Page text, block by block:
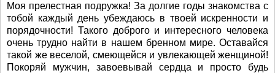
Моя прелестная подружка! За долгие годы знакомства с
тобой каждый день убеждаюсь в твоей искренности и
порядочности! Такого доброго и интересного человека
очень трудно найти в нашем бренном мире. Оставайся
такой же веселой, смеющейся и увлекающей женщиной!
Покоряй мужчин, завоевывай сердца и просто будь